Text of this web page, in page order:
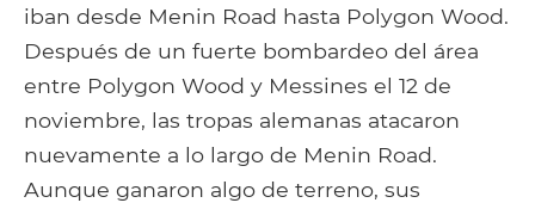
iban desde Menin Road hasta Polygon Wood.
Después de un fuerte bombardeo del área
entre Polygon Wood y Messines el 12 de
noviembre, las tropas alemanas atacaron
nuevamente a lo largo de Menin Road.
Aunque ganaron algo de terreno, sus